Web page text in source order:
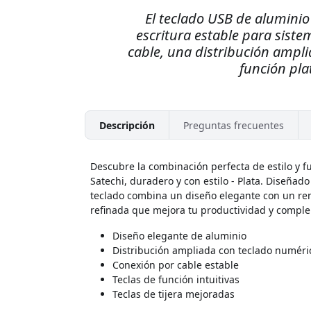
El teclado USB de
escritura estable para
cable, una distribución
función
Descripción Preguntas frecuentes
Descubre la combinación perfecta de estilo y
Satechi, duradero y con estilo - Plata.
teclado combina un diseño elegante con un
refinada que mejora tu productividad y
Diseño elegante de aluminio
Distribución ampliada con teclado
Conexión por cable estable
Teclas de función intuitivas
Teclas de tijera mejoradas